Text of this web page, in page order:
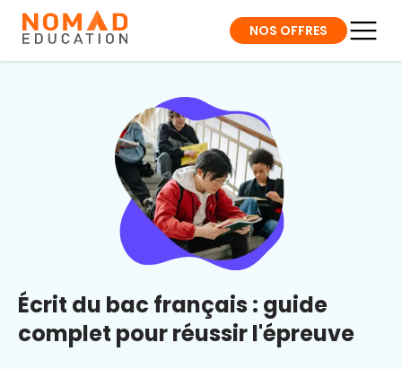
NOS OFFRES
Écrit du bac français : guide
complet pour réussir l'épreuve​